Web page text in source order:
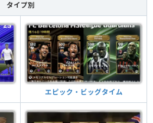
タイプ別
エピック・ビッグタイム